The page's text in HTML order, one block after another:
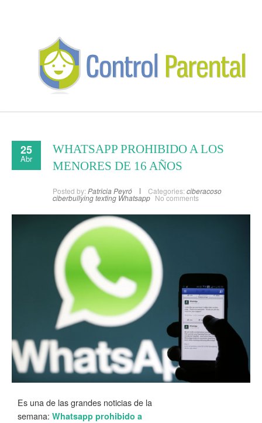
25
Abr
WHATSAPP PROHIBIDO A LOS
MENORES DE 16 AÑOS
Posted by: Patricia Peyró Categories: ciberacoso
ciberbullyingtexting Whatsapp No comments
Es una de las grandes noticias de la
semana: Whatsapp prohibido a